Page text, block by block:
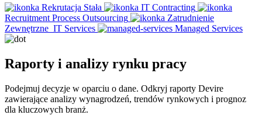
Rekrutacja Stała
IT Contracting
Recruitment Process Outsourcing
Zatrudnienie
Zewnętrzne IT Services Managed Services
Raporty i analizy rynku pracy
Podejmuj decyzje w oparciu o dane. Odkryj raporty Devire
zawierające analizy wynagrodzeń, trendów rynkowych i prognoz
dla kluczowych branż.